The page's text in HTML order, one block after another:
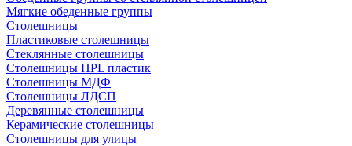
Мягкие обеденные группы
Столешницы
Пластиковые столешницы
Стеклянные столешницы
Столешницы HPL пластик
Столешницы МДФ
Столешницы ЛДСП
Деревянные столешницы
Керамические столешницы
Столешницы для улицы